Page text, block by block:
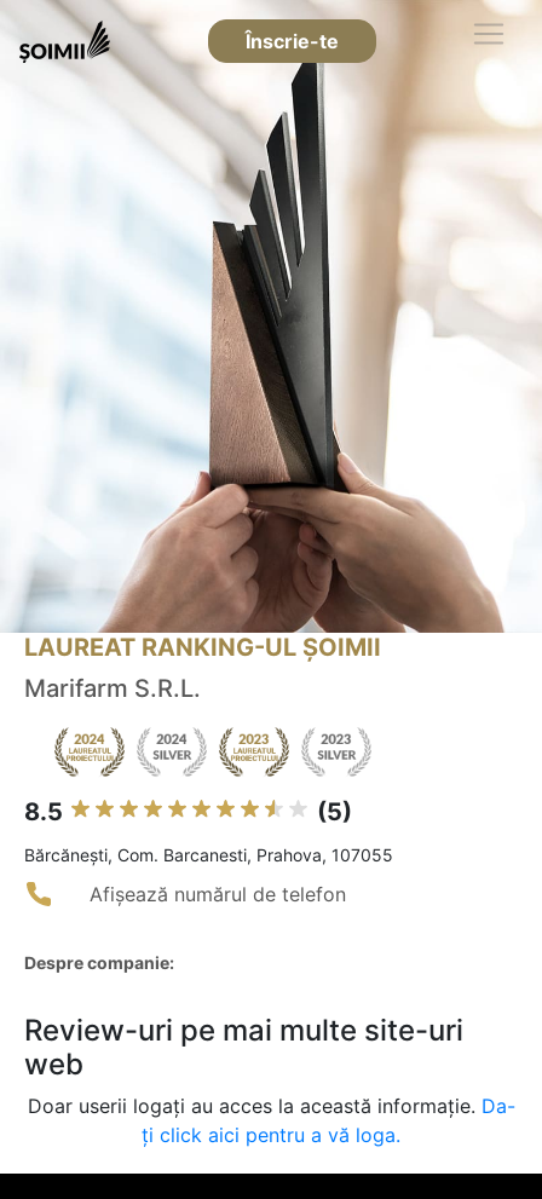
Înscrie-te
LAUREAT RANKING-UL ȘOIMII
Marifarm S.R.L.
8.5 (5)
Bărcăneşti, Com. Barcanesti, Prahova, 107055
Afișează numărul de telefon
Despre companie:
Review-uri pe mai multe site-uri
web
Doar userii logați au acces la această informație. Da-
ți click aici pentru a vă loga.